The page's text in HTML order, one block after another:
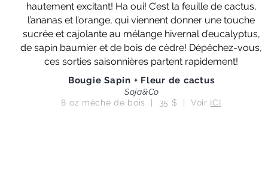
8 oz mèche de bois | 35 $ | Voir ICI
Soja&Co
Bougie Sapin + Fleur de cactus
hautement excitant! Ha oui! C’est la feuille de cactus,
l’ananas et l’orange, qui viennent donner une touche
sucrée et cajolante au mélange hivernal d’eucalyptus,
de sapin baumier et de bois de cèdre! Dépêchez-vous,
ces sorties saisonnières partent rapidement!